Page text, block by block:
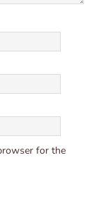
for the